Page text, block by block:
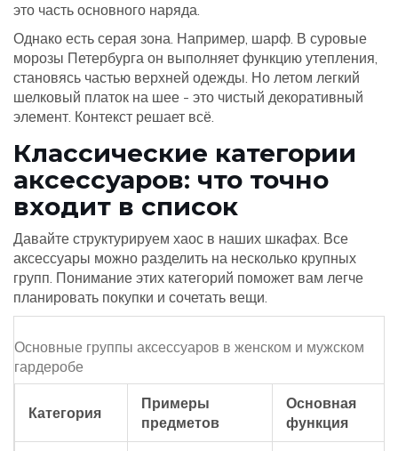
это часть основного наряда.
Однако есть серая зона. Например, шарф. В суровые
морозы Петербурга он выполняет функцию утепления,
становясь частью верхней одежды. Но летом легкий
шелковый платок на шее - это чистый декоративный
элемент. Контекст решает всё.
Классические категории
аксессуаров: что точно
входит в список
Давайте структурируем хаос в наших шкафах. Все
аксессуары можно разделить на несколько крупных
групп. Понимание этих категорий поможет вам легче
планировать покупки и сочетать вещи.
Основные группы аксессуаров в женском и мужском
гардеробе
Категория
Примеры
предметов
Основная
функция